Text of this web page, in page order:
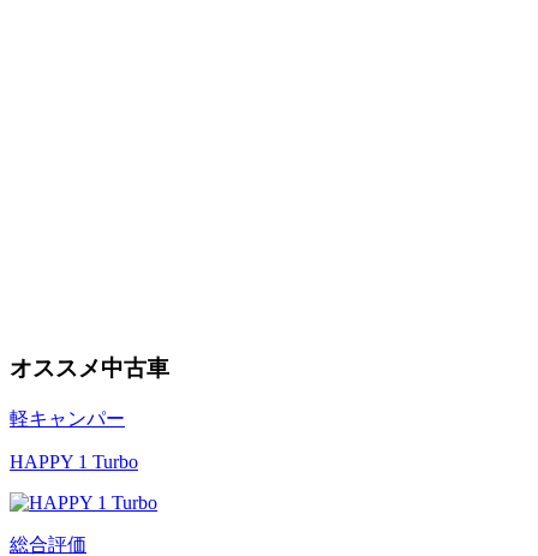
オススメ中古車
軽キャンパー
HAPPY 1 Turbo
総合評価